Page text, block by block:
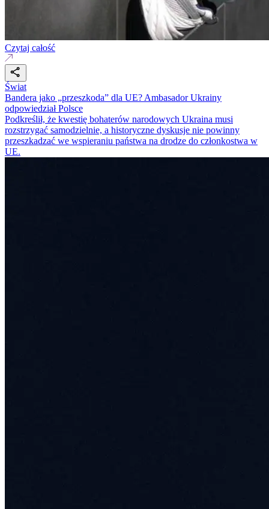
Czytaj całość
Świat
Bandera jako „przeszkoda” dla UE? Ambasador Ukrainy
odpowiedział Polsce
Podkreślił, że kwestię bohaterów narodowych Ukraina musi
rozstrzygać samodzielnie, a historyczne dyskusje nie powinny
przeszkadzać we wspieraniu państwa na drodze do członkostwa w
UE.